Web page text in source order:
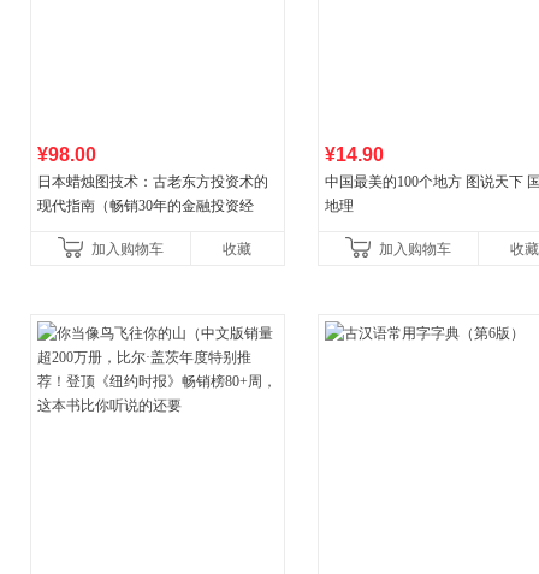
¥98.00
日本蜡烛图技术：古老东方投资术的
现代指南（畅销30年的金融投资经
《财富》重磅推荐！知名金
加入购物车 收藏
¥14.90
中国最美的100个地方 图说天下
地理
加入购物车 收藏